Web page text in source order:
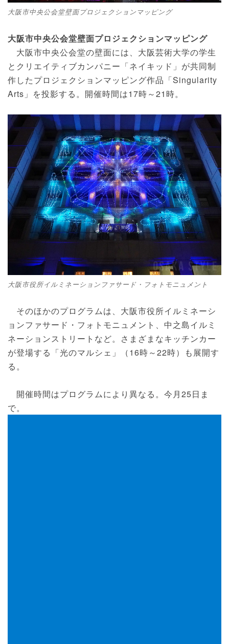
大阪市中央公会堂壁面プロジェクションマッピング
大阪市中央公会堂壁面プロジェクションマッピング
大阪市中央公会堂の壁面には、大阪芸術大学の学生
とクリエイティブカンパニー「ネイキッド」が共同制
作したプロジェクションマッピング作品「Singularity
Arts」を投影する。開催時間は17時～21時。
大阪市役所イルミネーションファサード・フォトモニュメント
そのほかのプログラムは、大阪市役所イルミネーシ
ョンファサード・フォトモニュメント、中之島イルミ
ネーションストリートなど。さまざまなキッチンカー
が登場する「光のマルシェ」（16時～22時）も展開す
る。
開催時間はプログラムにより異なる。今月25日ま
で。